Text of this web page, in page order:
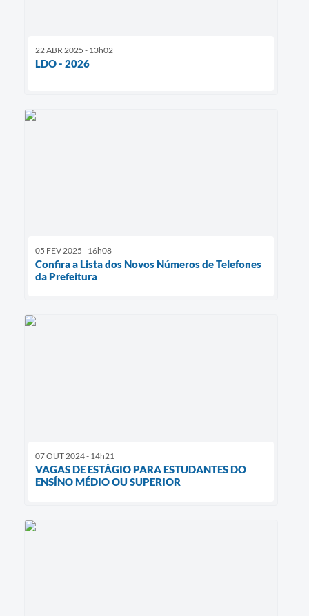
22 ABR 2025 - 13h02
LDO - 2026
05 FEV 2025 - 16h08
Confira a Lista dos Novos Números de Telefones
da Prefeitura
07 OUT 2024 - 14h21
VAGAS DE ESTÁGIO PARA ESTUDANTES DO
ENSÍNO MÉDIO OU SUPERIOR